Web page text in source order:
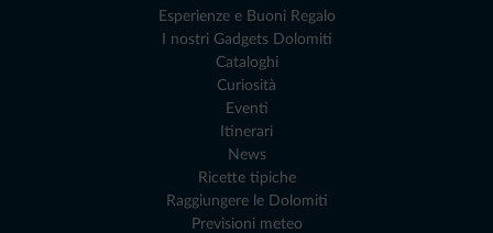
Esperienze e Buoni Regalo
I nostri Gadgets Dolomiti
Cataloghi
Curiosità
Eventi
Itinerari
News
Ricette tipiche
Raggiungere le Dolomiti
Previsioni meteo